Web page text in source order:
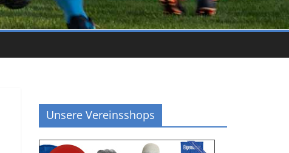
Unsere Vereinsshops